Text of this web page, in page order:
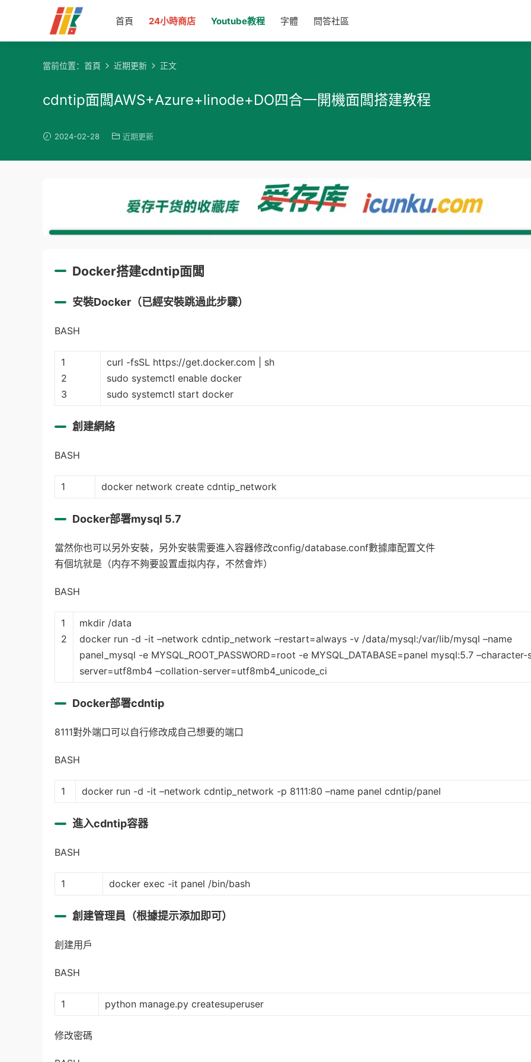
首頁 24小時商店 Youtube教程 字體 問答社區
當前位置： 首頁 近期更新 正文
cdntip面闆AWS+Azure+linode+DO四合一開機面闆搭建教程
2024-02-28 近期更新
Docker搭建cdntip面闆
安裝Docker（已經安裝跳過此步驟）
BASH
1
2
3
curl -fsSL https://get.docker.com | sh
sudo systemctl enable docker
sudo systemctl start docker
創建網絡
BASH
1 docker network create cdntip_network
Docker部署mysql 5.7
當然你也可以另外安裝，另外安裝需要進入容器修改config/database.conf數據庫配置文件
有個坑就是（内存不夠要設置虛拟内存，不然會炸）
BASH
1
2
mkdir /data
docker run -d -it –network cdntip_network –restart=always -v /data/mysql:/var/lib/mysql –name
panel_mysql -e MYSQL_ROOT_PASSWORD=root -e MYSQL_DATABASE=panel mysql:5.7
server=utf8mb4 –collation-server=utf8mb4_unicode_ci
Docker部署cdntip
8111對外端口可以自行修改成自己想要的端口
BASH
1 docker run -d -it –network cdntip_network -p 8111:80 –name panel cdntip/panel
進入cdntip容器
BASH
1 docker exec -it panel /bin/bash
創建管理員（根據提示添加即可）
創建用戶
BASH
1 python manage.py createsuperuser
修改密碼